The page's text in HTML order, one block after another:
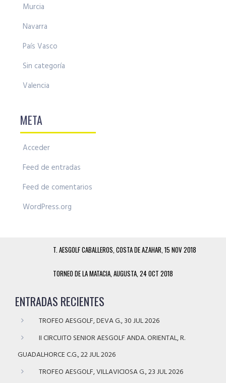
Murcia
Navarra
País Vasco
Sin categoría
Valencia
META
Acceder
Feed de entradas
Feed de comentarios
WordPress.org
T. AESGOLF CABALLEROS, COSTA DE AZAHAR, 15 NOV 2018
TORNEO DE LA MATACIA, AUGUSTA, 24 OCT 2018
ENTRADAS RECIENTES
TROFEO AESGOLF, DEVA G., 30 JUL 2026
II CIRCUITO SENIOR AESGOLF ANDA. ORIENTAL, R.
GUADALHORCE C.G., 22 JUL 2026
TROFEO AESGOLF, VILLAVICIOSA G., 23 JUL 2026